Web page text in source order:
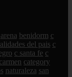
arena benidorm c
del pais c
c santa fe c
carmen category
naturaleza san